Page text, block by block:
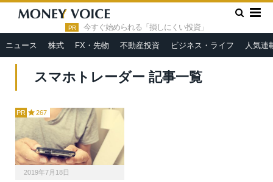
PR 今すぐ始められる「損しにくい投資」
ニュース 株式 FX・先物 不動産投資 ビジネス・ライフ 人気連
HOME » スマホトレーダー
スマホトレーダー 記事一覧
PR 267
2019年7月18日